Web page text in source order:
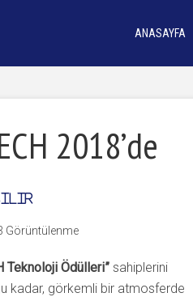
ANASAYFA
2018’de
Görüntülenme
Teknoloji Ödülleri” sahiplerini
kadar, görkemli bir atmosferde